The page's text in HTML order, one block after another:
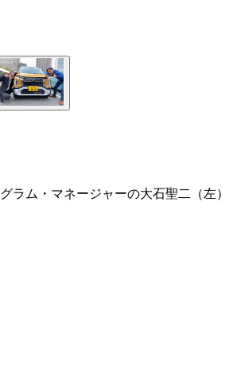
ム・マネージャーの大石聖二（左）